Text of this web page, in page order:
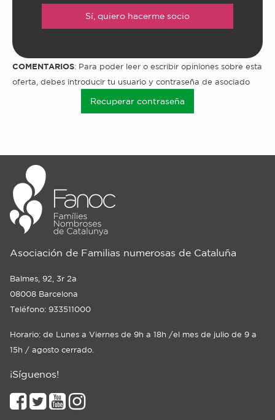
Sí, quiero hacerme socio
COMENTARIOS: Para poder leer o escribir opiniones sobre esta
oferta, debes introducir tu usuario y contraseña de asociado
Recuperar contraseña
Asociación de Familias numerosas de Cataluña
Balmes, 92, 3r 2a
08008 Barcelona
Teléfono: 933511000
Horario: de Lunes a Viernes de 9h a 18h /el mes de julio de 9 a
15h / agosto cerrado.
¡Síguenos!